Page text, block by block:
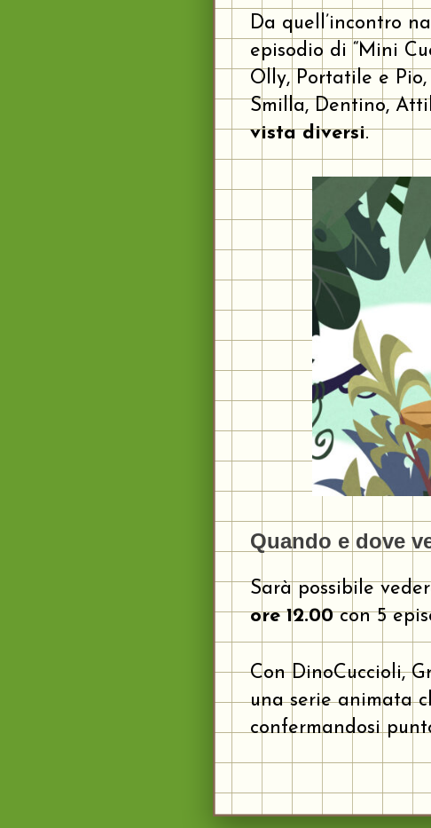
Da quell’incontro
episodio di “Mini
Olly, Portatile e Pio,
Smilla, Dentino,
vista diversi.
Quando e dove
Sarà possibile
ore 12.00con 5
Con DinoCuccioli,
una serie animata
confermandosi